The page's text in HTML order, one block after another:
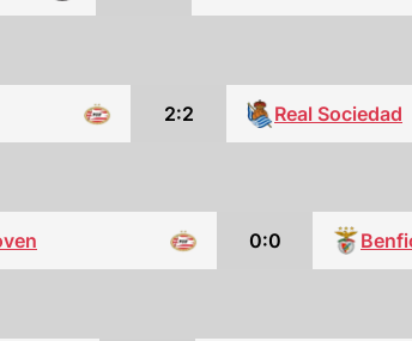
2:2 Real Sociedad
0:0